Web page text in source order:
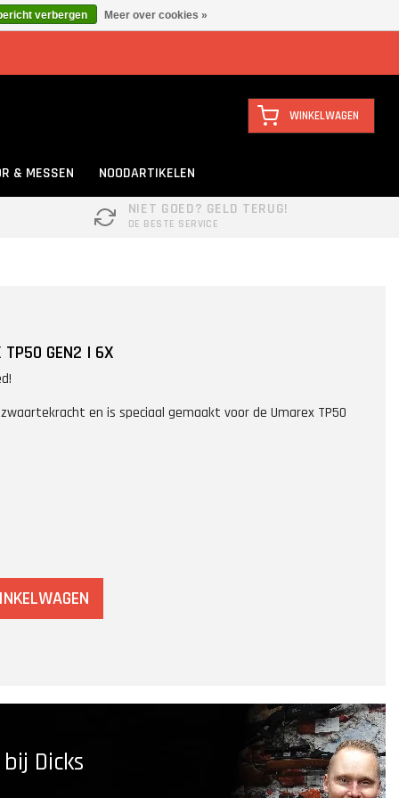
WINKELWAGEN
& MESSEN
NOODARTIKELEN
NIET GOED? GELD TERUG!
DE BESTE SERVICE
TP50 GEN2 | 6X
en is speciaal gemaakt voor de Umarex TP50
Dicks
verbergen Meer over cookies »